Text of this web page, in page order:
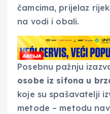
čamcima, prijelaz
na vodi i obali.
Posebnu pažnju
osobe iz sifona u
koje su spašavatelji
metode – metodu